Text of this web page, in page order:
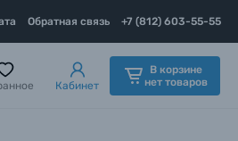
Обратная связь +7 (812) 603-55-55
Кабинет
В корзине
нет товаров